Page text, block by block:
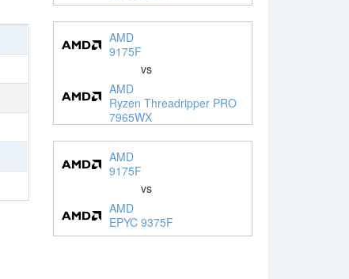
AMD
9175F
vs
AMD
Ryzen Threadripper PRO
7965WX
AMD
9175F
vs
AMD
EPYC 9375F